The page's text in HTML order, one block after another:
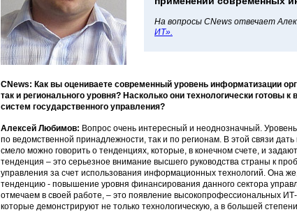
На вопросы CNews отвечает
ИТ».
CNews: Как вы оцениваете современный уровень информатизации
так и регионального уровня? Насколько они технологически готовы
систем государственного управления?
Алексей Любимов: Вопрос очень интересный и неоднозначный.
по ведомственной принадлежности, так и по регионам. В этой связи
смело можно говорить о тенденциях, которые, в конечном счете, и
тенденция – это серьезное внимание высшего руководства страны к
управления за счет использования информационных технологий. Она
тенденцию - повышение уровня финансирования данного сектора
отмечаем в своей работе, – это появление высокопрофессиональных
которые демонстрируют не только технологическую, а в большей